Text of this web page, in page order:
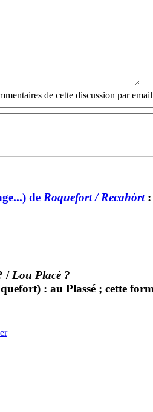
de cette discussion par email
de Roquefort / Recahòrt:
/ Lou Placè ?
: au Plassé ; cette